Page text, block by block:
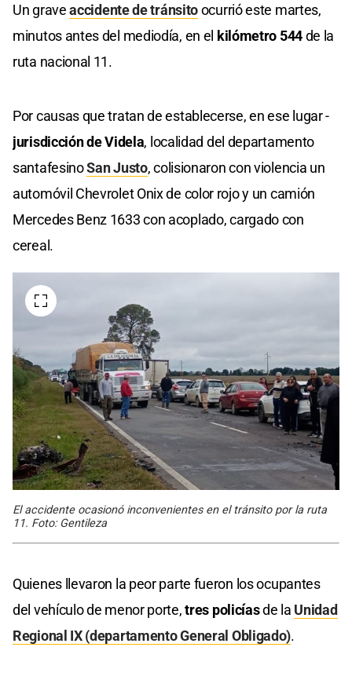
Un graveaccidente de tránsitoocurrió este martes,
minutos antes del mediodía, en el kilómetro 544de la
ruta nacional 11.
Por causas que tratan de establecerse, en ese lugar -
jurisdicción de Videla, localidad del departamento
santafesinoSan Justo, colisionaron con violencia un
automóvil Chevrolet Onix de color rojo y un camión
Mercedes Benz 1633 con acoplado, cargado con
cereal.
El accidente ocasionó inconvenientes en el tránsito por la ruta
11. Foto: Gentileza
Quienes llevaron la peor parte fueron los ocupantes
del vehículo de menor porte,tres policíasde la Unidad
Regional IX (departamento General Obligado).